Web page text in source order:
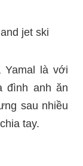
Yamal là với
đình anh ăn
sau nhiều
tay.